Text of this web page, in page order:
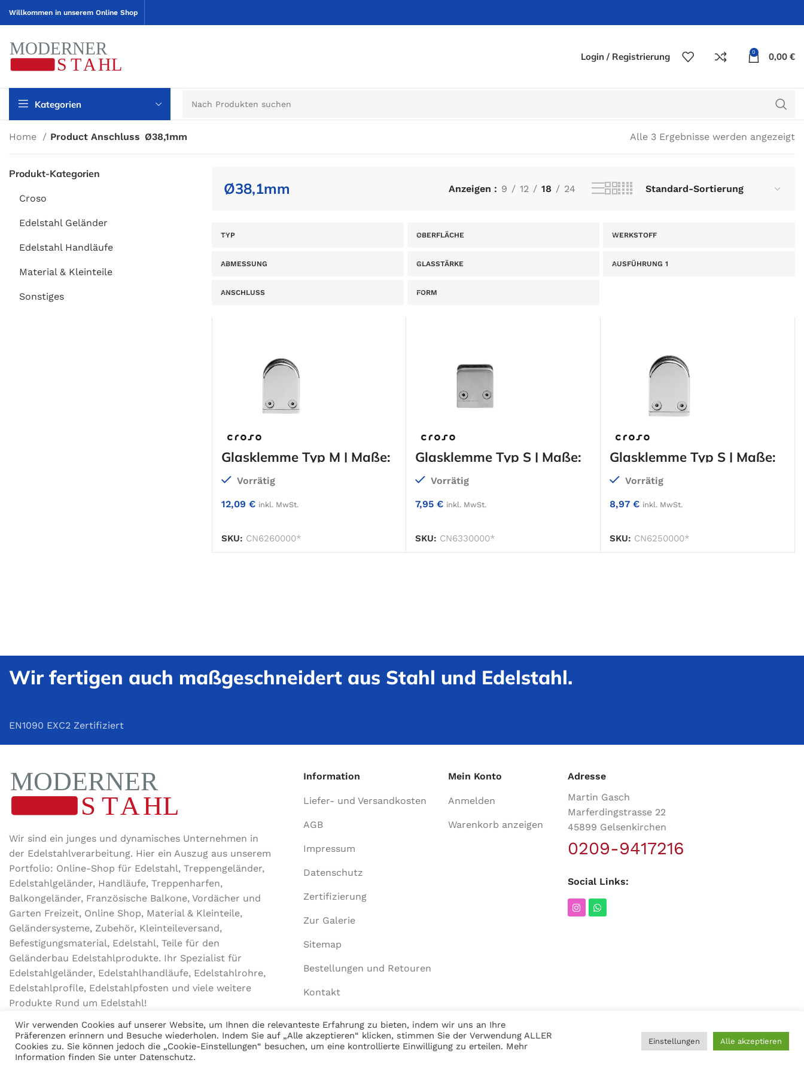
Willkommen in unserem Online Shop
Login / Registrierung 0 0,00 €
Kategorien
Home Product Anschluss Ø38,1mm Alle 3 Ergebnisse werden angezeigt
Produkt-Kategorien
Croso
Edelstahl Geländer
Edelstahl Handläufe
Material & Kleinteile
Sonstiges
Ø38,1mm Anzeigen 9 12 18 24
TYP OBERFLÄCHE WERKSTOFF
ABMESSUNG GLASSTÄRKE AUSFÜHRUNG 1
ANSCHLUSS FORM
Glasklemme Typ M | Maße:
59 x 43,5 x 27 mm
Vorrätig
12,09 € inkl. MwSt.
SKU: CN6260000*
Glasklemme Typ S | Maße:
43 x 43 x 24 mm
Vorrätig
7,95€ inkl. MwSt.
SKU: CN6330000*
Glasklemme Typ S | Maße:
49 x 39 x 25 mm
Vorrätig
8,97€ inkl. MwSt.
SKU: CN6250000*
Wir fertigen auch maßgeschneidert aus Stahl und Edelstahl.
EN1090 EXC2 Zertifiziert
Wir sind ein junges und dynamisches Unternehmen in
der Edel­stahl­ver­arbeitung. Hier ein Auszug aus unserem
Portfolio: Online-Shop für Edelstahl, Treppengeländer,
Edelstahlgeländer, Handläufe, Treppenharfen,
Balkongeländer, Französische Balkone, Vordächer und
Garten Freizeit, Online Shop, Material & Kleinteile,
Geländersysteme, Zubehör, Kleinteileversand,
Befestigungsmaterial, Edelstahl, Teile für den
Geländerbau Edelstahlprodukte. Ihr Spezialist für
Edelstahlgeländer, Edelstahlhandläufe, Edelstahlrohre,
Edelstahlprofile, Edelstahlpfosten und viele weitere
Produkte Rund um Edelstahl!
Information
Liefer- und Versandkosten
AGB
Impressum
Datenschutz
Zertifizierung
Zur Galerie
Sitemap
Bestellungen und Retouren
Kontakt
Mein Konto
Anmelden
Warenkorb anzeigen
Adresse
Martin Gasch
Marferdingstrasse 22
45899 Gelsenkirchen
0209-9417216
Social Links:
MODERNER STAHL©2026CREATED BYK6 Medien . Webdesign & E-Commerce aus Dortmund.
Wir verwenden Cookies auf unserer Website, um Ihnen die relevanteste Erfahrung zu bieten, indem wir uns an Ihre
Präferenzen erinnern und Besuche wiederholen. Indem Sie auf „Alle akzeptieren“ klicken, stimmen Sie der Verwendung ALLER
Cookies zu. Sie können jedoch die „Cookie-Einstellungen“ besuchen, um eine kontrollierte Einwilligung zu erteilen. Mehr
Information finden Sie unter Datenschutz.
Einstellungen Alle akzeptieren